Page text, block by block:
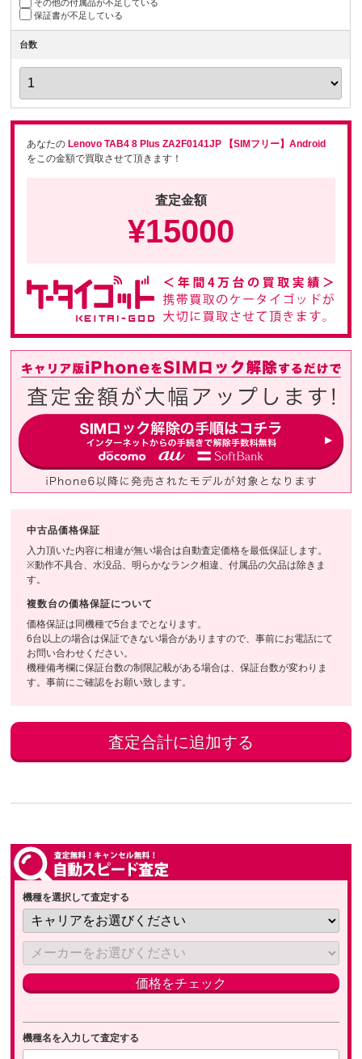
その他の付属品が不足している
保証書が不足している
台数
あなたの Lenovo TAB4 8 Plus ZA2F0141JP 【SIMフリー】Android
をこの金額で買取させて頂きます！
査定金額
¥15000
中古品価格保証
入力頂いた内容に相違が無い場合は自動査定価格を最低保証します。
※動作不具合、水没品、明らかなランク相違、付属品の欠品は除きま
す。
複数台の価格保証について
価格保証は同機種で5台までとなります。
6台以上の場合は保証できない場合がありますので、事前にお電話にて
お問い合わせください。
機種備考欄に保証台数の制限記載がある場合は、保証台数が変わりま
す。事前にご確認をお願い致します。
機種を選択して査定する
機種名を入力して査定する